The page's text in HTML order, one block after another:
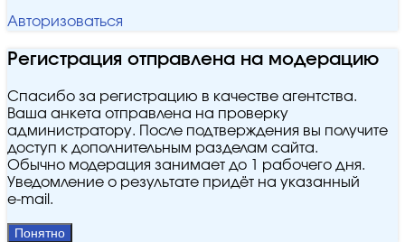
Авторизоваться
Регистрация отправлена на модерацию
Спасибо за регистрацию в качестве агентства.
Ваша анкета отправлена на проверку
администратору. После подтверждения вы получите
доступ к дополнительным разделам сайта.
Обычно модерация занимает до 1 рабочего дня.
Уведомление о результате придёт на указанный
e‑mail.
Понятно